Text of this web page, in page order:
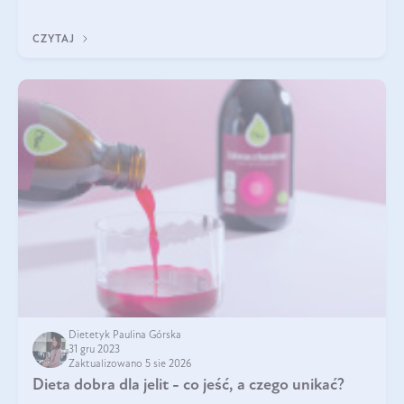
CZYTAJ
Dietetyk Paulina Górska
31 gru 2023
Zaktualizowano 5 sie 2026
Dieta dobra dla jelit - co jeść, a czego unikać?